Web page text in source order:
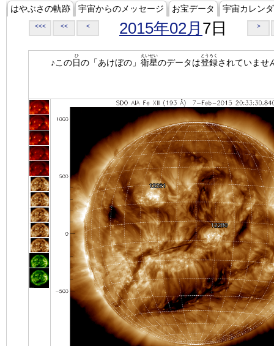
はやぶさの軌跡 宇宙からのメッセージ お宝データ 宇宙カレン
<<< << < 2015年02月 7日 >
♪この日
ひ
の「あけぼの」 衛星
えいせい
のデータは登録
とうろく
されていませ